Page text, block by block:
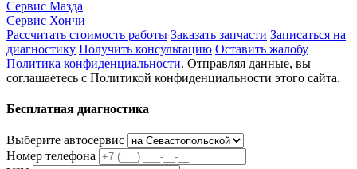
Сервис Мазда
Сервис Хончи
Рассчитать стоимость работы Заказать запчасти Записаться на
диагностику Получить консультацию Оставить жалобу
Политика конфиденциальности. Отправляя данные, вы
соглашаетесь с Политикой конфиденциальности этого сайта.
Бесплатная диагностика
Выберите автосервис
Номер телефона